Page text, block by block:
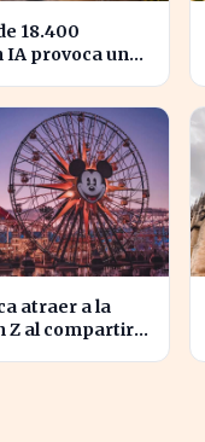
18.400
IA provoca un
atraer a la
Z al compartir